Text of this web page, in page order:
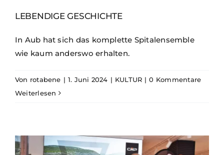
LEBENDIGE GESCHICHTE
In Aub hat sich das komplette Spitalensemble
wie kaum anderswo erhalten.
Von rotabene | 1. Juni 2024 | KULTUR | 0 Kommentare
Weiterlesen